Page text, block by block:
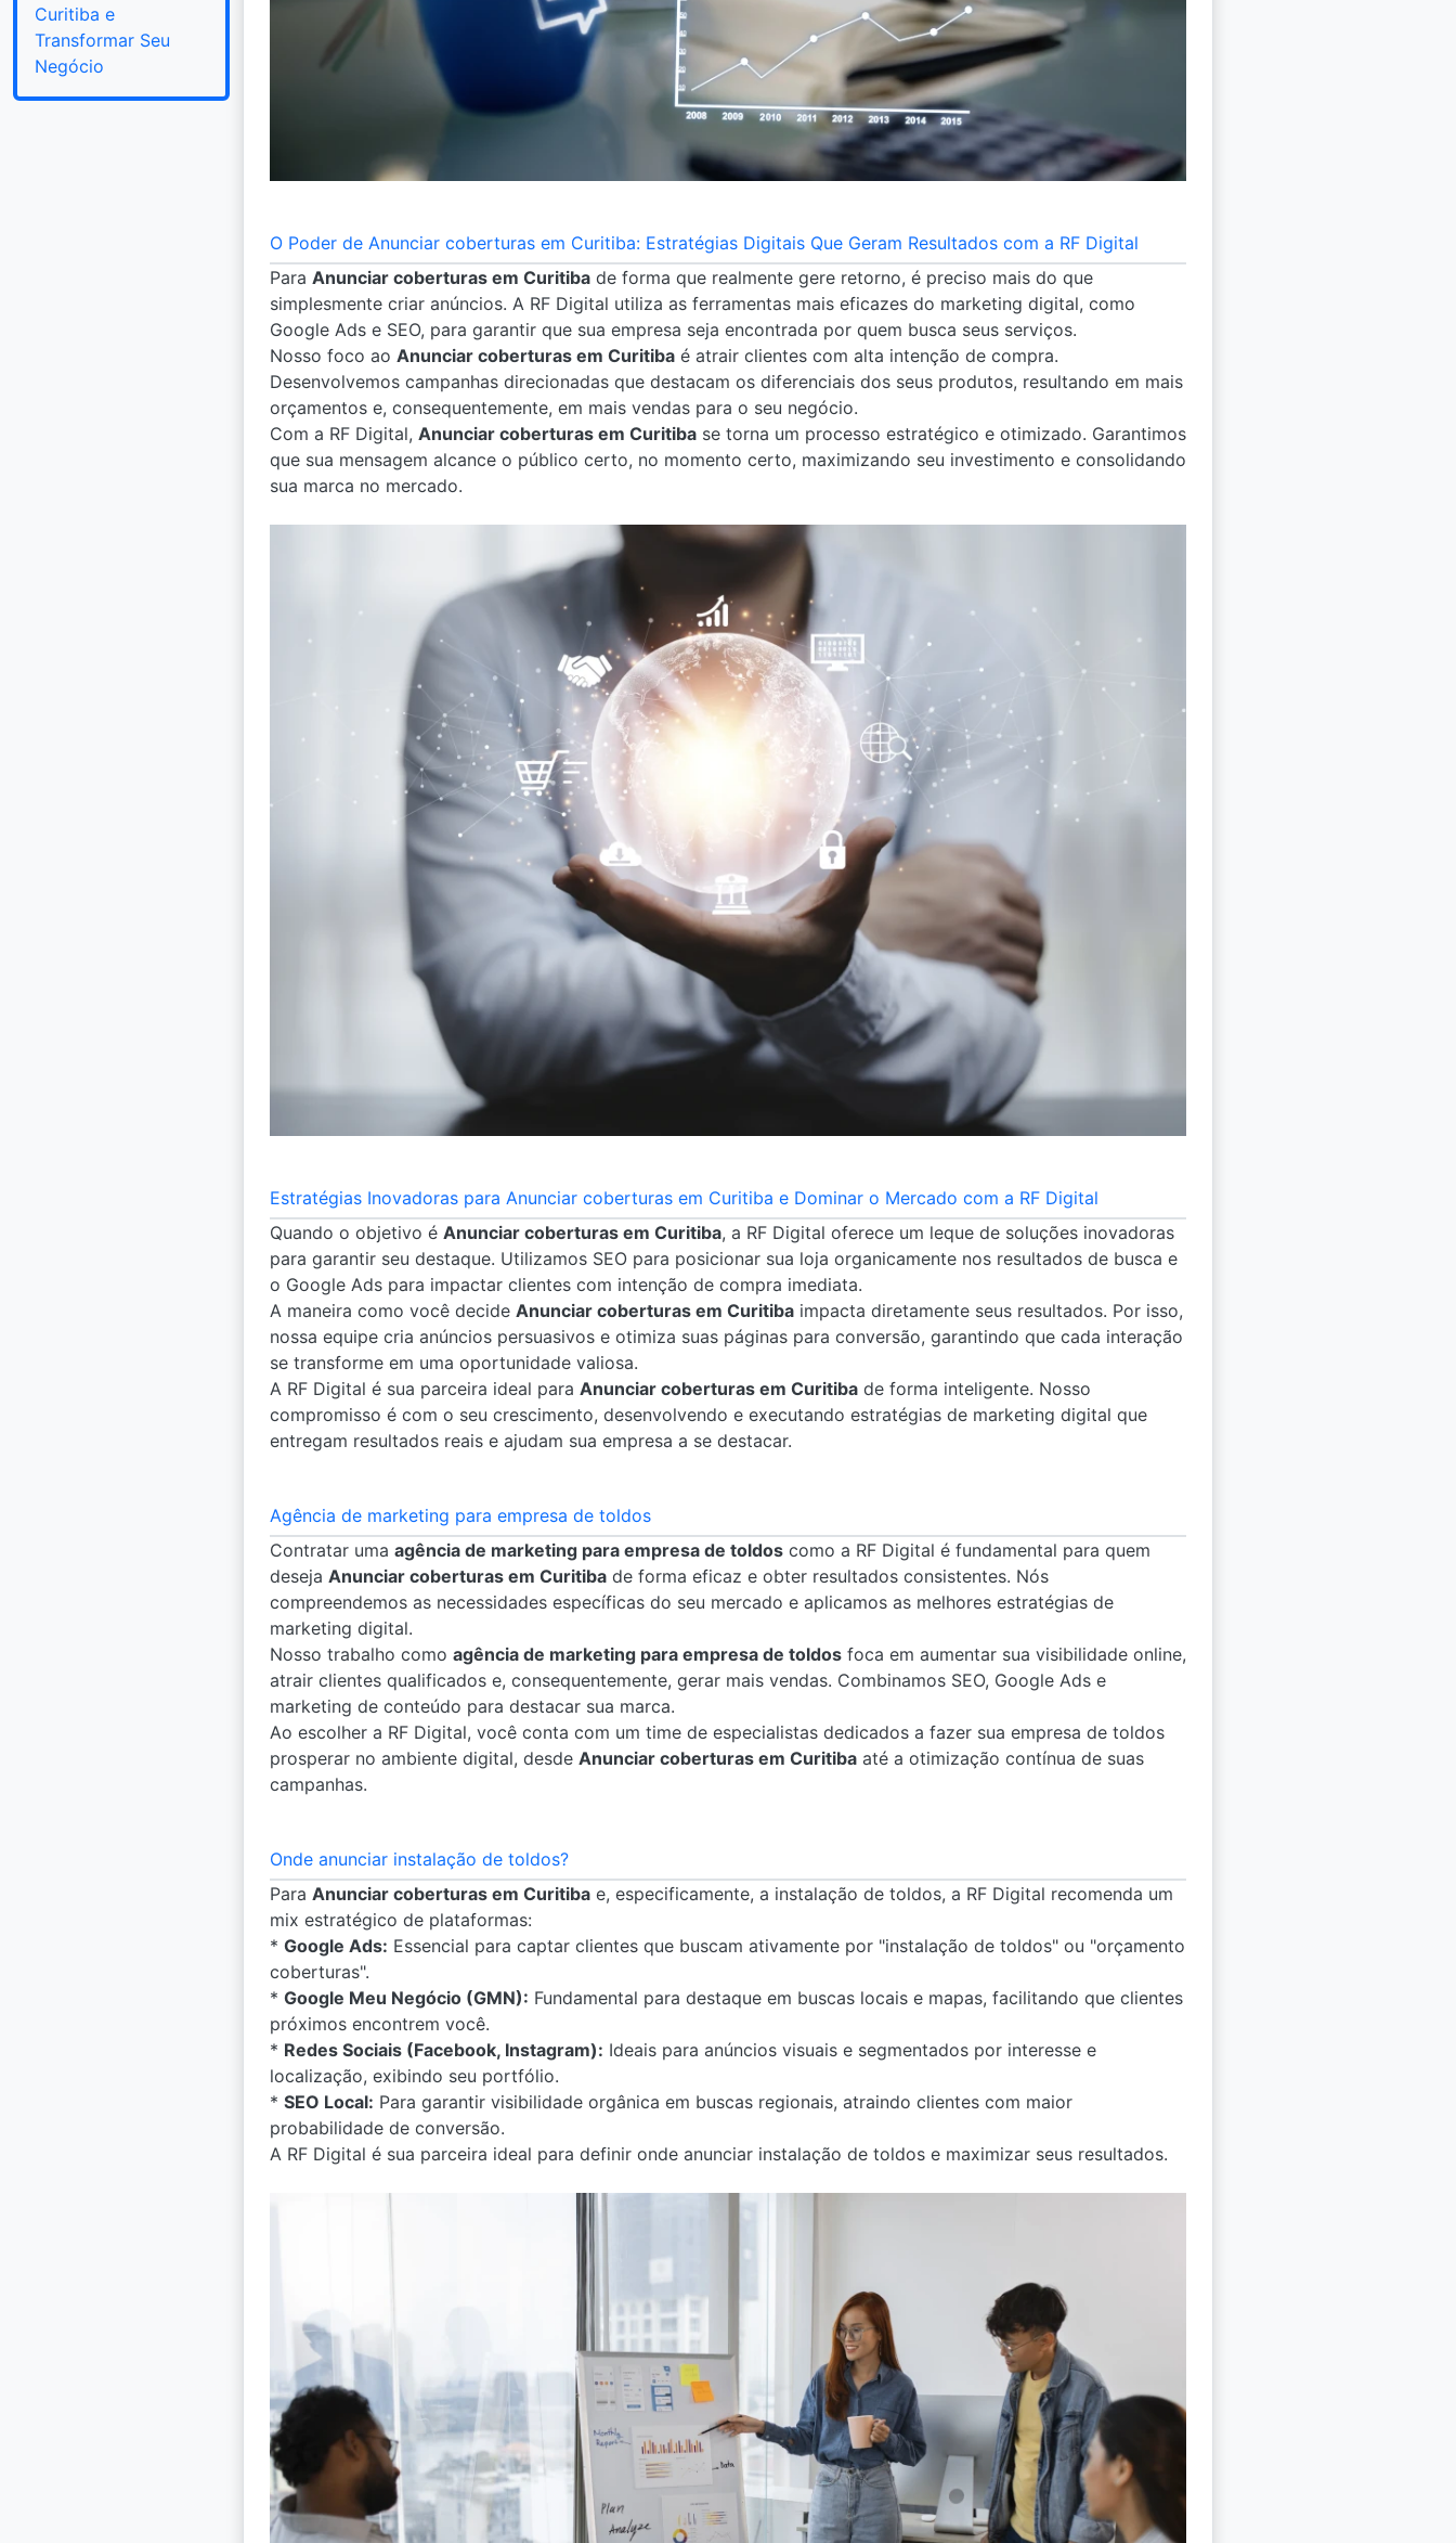
Curitiba e
Transformar Seu
Negócio
O Poder de Anunciar coberturas em Curitiba: Estratégias Digitais Que Geram Resultados com a RF Digital
Para Anunciar coberturas em Curitiba de forma que realmente gere retorno, é preciso mais do que
simplesmente criar anúncios. A RF Digital utiliza as ferramentas mais eficazes do marketing digital, como
Google Ads e SEO, para garantir que sua empresa seja encontrada por quem busca seus serviços.
Nosso foco ao Anunciar coberturas em Curitiba é atrair clientes com alta intenção de compra.
Desenvolvemos campanhas direcionadas que destacam os diferenciais dos seus produtos, resultando em mais
orçamentos e, consequentemente, em mais vendas para o seu negócio.
Com a RF Digital, Anunciar coberturas em Curitiba se torna um processo estratégico e otimizado. Garantimos
que sua mensagem alcance o público certo, no momento certo, maximizando seu investimento e consolidando
sua marca no mercado.
Estratégias Inovadoras para Anunciar coberturas em Curitiba e Dominar o Mercado com a RF Digital
Quando o objetivo é Anunciar coberturas em Curitiba, a RF Digital oferece um leque de soluções inovadoras
para garantir seu destaque. Utilizamos SEO para posicionar sua loja organicamente nos resultados de busca e
o Google Ads para impactar clientes com intenção de compra imediata.
A maneira como você decide Anunciar coberturas em Curitiba impacta diretamente seus resultados. Por isso,
nossa equipe cria anúncios persuasivos e otimiza suas páginas para conversão, garantindo que cada interação
se transforme em uma oportunidade valiosa.
A RF Digital é sua parceira ideal para Anunciar coberturas em Curitiba de forma inteligente. Nosso
compromisso é com o seu crescimento, desenvolvendo e executando estratégias de marketing digital que
entregam resultados reais e ajudam sua empresa a se destacar.
Agência de marketing para empresa de toldos
Contratar uma agência de marketing para empresa de toldos como a RF Digital é fundamental para quem
deseja Anunciar coberturas em Curitiba de forma eficaz e obter resultados consistentes. Nós
compreendemos as necessidades específicas do seu mercado e aplicamos as melhores estratégias de
marketing digital.
Nosso trabalho como agência de marketing para empresa de toldos foca em aumentar sua visibilidade online,
atrair clientes qualificados e, consequentemente, gerar mais vendas. Combinamos SEO, Google Ads e
marketing de conteúdo para destacar sua marca.
Ao escolher a RF Digital, você conta com um time de especialistas dedicados a fazer sua empresa de toldos
prosperar no ambiente digital, desde Anunciar coberturas em Curitiba até a otimização contínua de suas
campanhas.
Onde anunciar instalação de toldos?
Para Anunciar coberturas em Curitiba e, especificamente, a instalação de toldos, a RF Digital recomenda um
mix estratégico de plataformas:
* Google Ads: Essencial para captar clientes que buscam ativamente por "instalação de toldos" ou "orçamento
coberturas".
* Google Meu Negócio (GMN): Fundamental para destaque em buscas locais e mapas, facilitando que clientes
próximos encontrem você.
* Redes Sociais (Facebook, Instagram): Ideais para anúncios visuais e segmentados por interesse e
localização, exibindo seu portfólio.
* SEO Local: Para garantir visibilidade orgânica em buscas regionais, atraindo clientes com maior
probabilidade de conversão.
A RF Digital é sua parceira ideal para definir onde anunciar instalação de toldos e maximizar seus resultados.